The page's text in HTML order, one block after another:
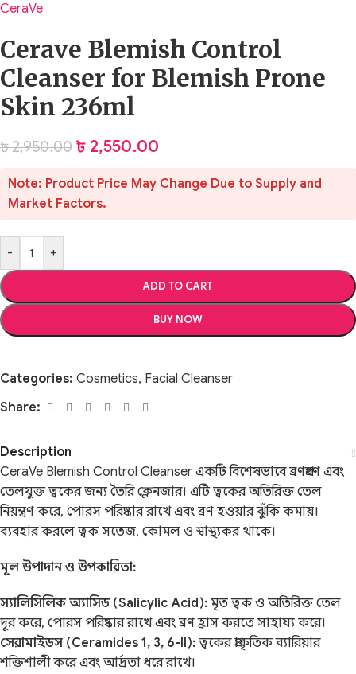
CeraVe
Cerave Blemish Control
Cleanser for Blemish Prone
Skin 236ml
৳2,950.00 ৳ 2,550.00
Note: Product Price May Change Due to Supply and
Market Factors.
- +
ADD TO CART
BUY NOW
Categories: Cosmetics, Facial Cleanser
Share:
Description
CeraVe Blemish Control Cleanser একটি বিশেষভাবে ব্রণপ্রবণ এবং
তেলযুক্ত ত্বকের জন্য তৈরি ক্লেনজার। এটি ত্বকের অতিরিক্ত তেল
নিয়ন্ত্রণ করে, পোরস পরিষ্কার রাখে এবং ব্রণ হওয়ার ঝুঁকি কমায়।
ব্যবহার করলে ত্বক সতেজ, কোমল ও স্বাস্থ্যকর থাকে।
মূল উপাদান ও উপকারিতা:
স্যালিসিলিক অ্যাসিড (Salicylic Acid): মৃত ত্বক ও অতিরিক্ত তেল
দূর করে, পোরস পরিষ্কার রাখে এবং ব্রণ হ্রাস করতে সাহায্য করে।
সেরামাইডস (Ceramides 1, 3, 6-II): ত্বকের প্রাকৃতিক ব্যারিয়ার
শক্তিশালী করে এবং আর্দ্রতা ধরে রাখে।